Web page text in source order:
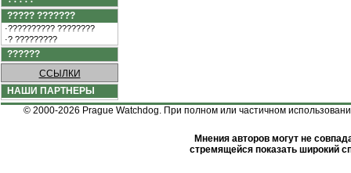
????? ???????
·?????????? ????????
·? ?????????
??????
ССЫЛКИ
НАШИ ПАРТНЕРЫ
© 2000-2026 Prague Watchdog. При полном или частичном
Мнения авторов могут не
стремящейся показать широкий